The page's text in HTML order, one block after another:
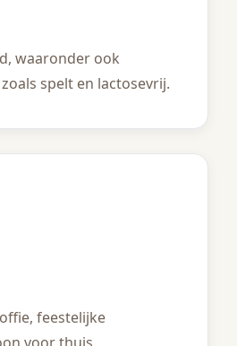
waaronder ook
spelt en lactosevrij.
feestelijke